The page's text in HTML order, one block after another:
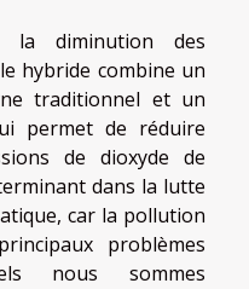
la diminution des
hybride combine un
traditionnel et un
permet de réduire
de dioxyde de
dans la lutte
car la pollution
problèmes
nous sommes